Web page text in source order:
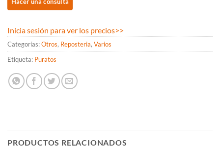
Inicia sesión para ver los precios>>
Categorías:Otros, Reposteria, Varios
Etiqueta: Puratos
PRODUCTOS RELACIONADOS